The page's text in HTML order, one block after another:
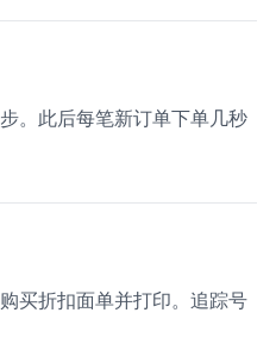
。此后每笔新订单下单几秒
买折扣面单并打印。追踪号